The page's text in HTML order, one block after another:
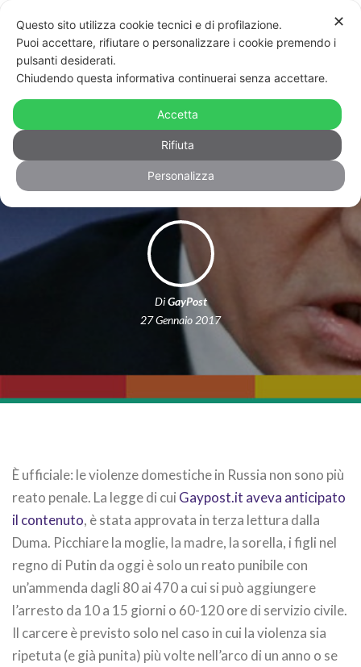
La Duma ha detto sì: picchiare la
moglie in Russia non sarà più reato
penale
DiGayPost
27 Gennaio 2017
È ufficiale: le violenze domestiche in Russia non sono più
reato penale. La legge di cui Gaypost.it aveva anticipato
il contenuto, è stata approvata in terza lettura dalla
Duma. Picchiare la moglie, la madre, la sorella, i figli nel
regno di Putin da oggi è solo un reato punibile con
un’ammenda dagli 80 ai 470 a cui si può aggiungere
l’arresto da 10 a 15 giorni o 60-120 ore di servizio civile.
Il carcere è previsto solo nel caso in cui la violenza sia
ripetuta (e già punita) più volte nell’arco di un anno o se
✕
Questo sito utilizza cookie tecnici e di profilazione.
Puoi accettare, rifiutare o personalizzare i cookie premendo i
pulsanti desiderati.
Chiudendo questa informativa continuerai senza accettare.
Accetta
Rifiuta
Personalizza